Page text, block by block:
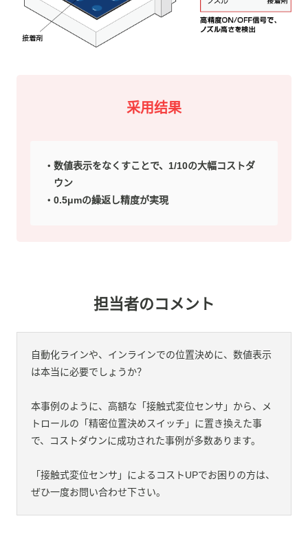
采用结果
数値表示をなくすことで、1/10の大幅コストダ
ウン
0.5μmの繰返し精度が実現
担当者のコメント
自動化ラインや、インラインでの位置決めに、数値表示
は本当に必要でしょうか？
本事例のように、高額な「接触式変位センサ」から、メ
トロールの「精密位置決めスイッチ」に置き換えた事
で、コストダウンに成功された事例が多数あります。
「接触式変位センサ」によるコストUPでお困りの方は、
ぜひ一度お問い合わせ下さい。